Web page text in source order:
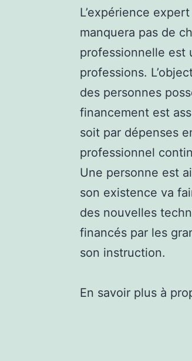
L’expérience
manquera pas de
professionnelle est
professions.
des personnes
financement est
soit par dépenses
professionnel
Une personne est
son existence va
des nouvelles
financés par les
son instruction.
En savoir plus à